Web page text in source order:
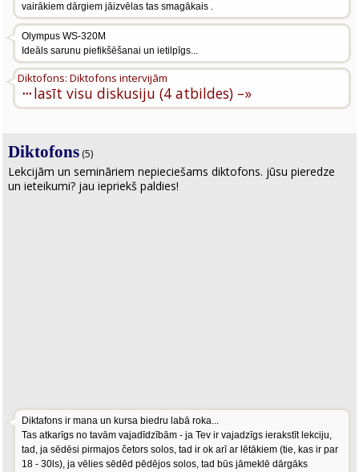
vairākiem dārgiem jāizvēlas tas smagākais .
Olympus WS-320M
Ideāls sarunu piefikšēšanai un ietilpīgs...
···
Diktofons: Diktofons intervijām
lasīt visu diskusiju (4 atbildes) –»
Diktofons (5)
Lekcijām un semināriem nepieciešams diktofons. jūsu pieredze
un ieteikumi? jau iepriekš paldies!
Diktafons ir mana un kursa biedru labā roka...
Tas atkarīgs no tavām vajadīdzībām - ja Tev ir vajadzīgs ierakstīt lekciju,
tad, ja sēdēsi pirmajos četors solos, tad ir ok arī ar lētākiem (tie, kas ir par
18 - 30ls), ja vēlies sēdēd pēdējos solos, tad būs jāmeklē dārgāks